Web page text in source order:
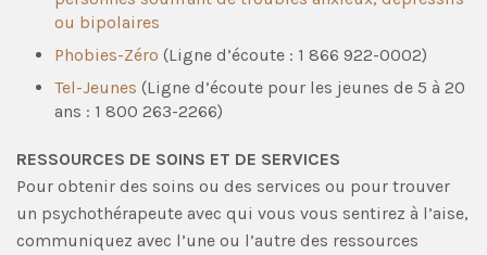
ou bipolaires
Phobies-Zéro (Ligne d’écoute : 1 866 922-0002)
Tel-Jeunes (Ligne d’écoute pour les jeunes de 5 à 20
ans : 1 800 263-2266)
RESSOURCES DE SOINS ET DE SERVICES
Pour obtenir des soins ou des services ou pour trouver
un psychothérapeute avec qui vous vous sentirez à l’aise,
communiquez avec l’une ou l’autre des ressources